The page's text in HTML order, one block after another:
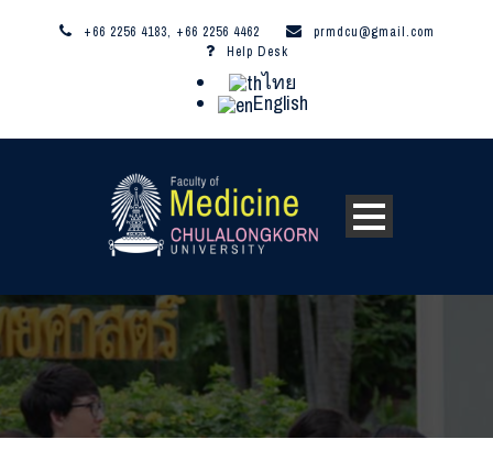
+66 2256 4183, +66 2256 4462
prmdcu@gmail.com
Help Desk
ไทย
English